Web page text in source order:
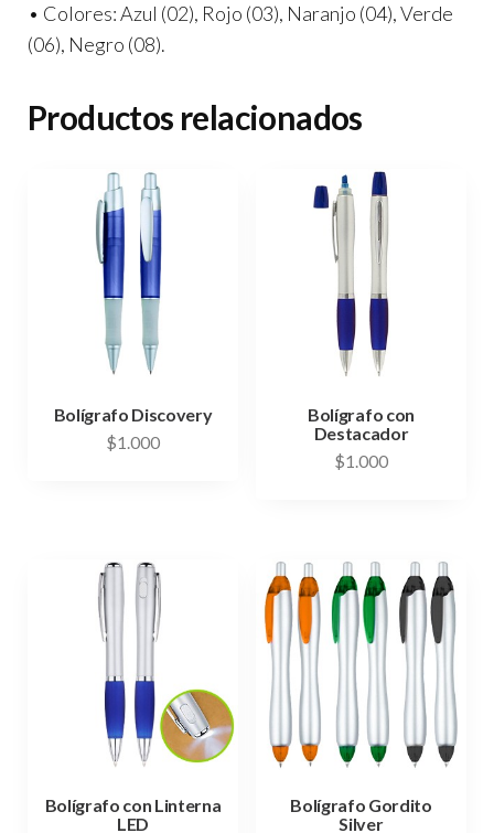
• Colores: Azul (02), Rojo (03), Naranjo (04), Verde
(06), Negro (08).
Productos relacionados
Bolígrafo Discovery
$1.000
Bolígrafo con
Destacador
$1.000
Bolígrafo con Linterna
LED
Bolígrafo Gordito
Silver